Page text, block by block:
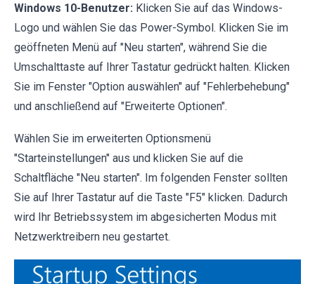
Windows 10-Benutzer: Klicken Sie auf das Windows-
Logo und wählen Sie das Power-Symbol. Klicken Sie im
geöffneten Menü auf "Neu starten", während Sie die
Umschalttaste auf Ihrer Tastatur gedrückt halten. Klicken
Sie im Fenster "Option auswählen" auf "Fehlerbehebung"
und anschließend auf "Erweiterte Optionen".
Wählen Sie im erweiterten Optionsmenü
"Starteinstellungen" aus und klicken Sie auf die
Schaltfläche "Neu starten". Im folgenden Fenster sollten
Sie auf Ihrer Tastatur auf die Taste "F5" klicken. Dadurch
wird Ihr Betriebssystem im abgesicherten Modus mit
Netzwerktreibern neu gestartet.